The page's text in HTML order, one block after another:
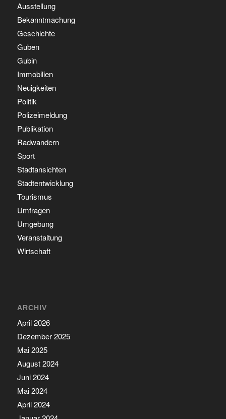
Ausstellung
Bekanntmachung
Geschichte
Guben
Gubin
Immobilien
Neuigkeiten
Politik
Polizeimeldung
Publikation
Radwandern
Sport
Stadtansichten
Stadtentwicklung
Tourismus
Umfragen
Umgebung
Veranstaltung
Wirtschaft
ARCHIV
April 2026
Dezember 2025
Mai 2025
August 2024
Juni 2024
Mai 2024
April 2024